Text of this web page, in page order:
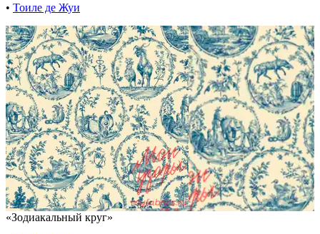
• Тоиле де Жуи
«Зодиакальный круг»